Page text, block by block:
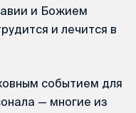
и Божием
и лечится в
событием для
— многие из